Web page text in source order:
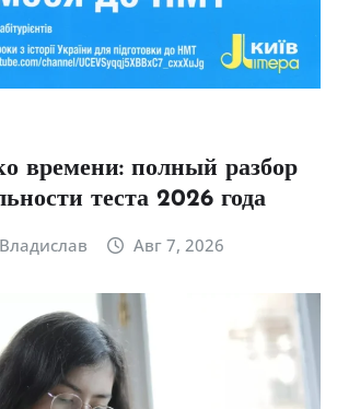
времени: полный разбор
теста 2026 года
Авг 7, 2026